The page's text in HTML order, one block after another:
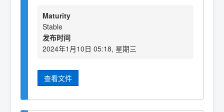
Maturity
Stable
发布时间
2024年1月10日 05:18, 星期三
查看文件